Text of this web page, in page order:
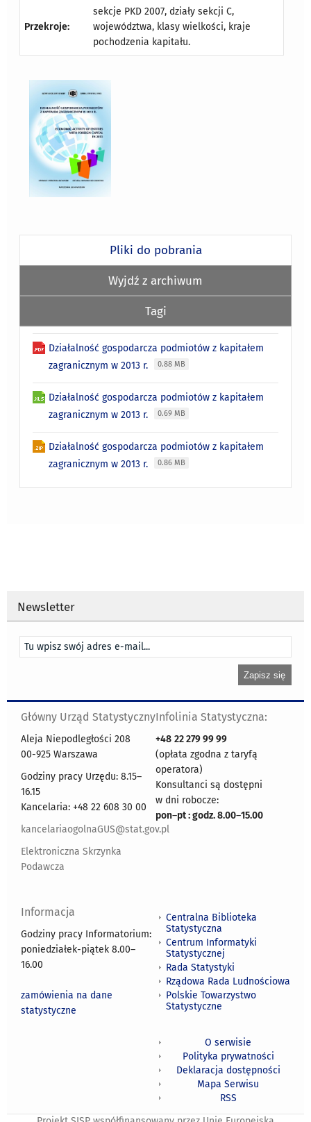
Przekroje:
sekcje PKD 2007, działy sekcji C,
województwa, klasy wielkości, kraje
pochodzenia kapitału.
Pliki do pobrania
Wyjdź z archiwum
Tagi
Działalność gospodarcza podmiotów z kapitałem
zagranicznym w 2013 r.
0.88 MB
Działalność gospodarcza podmiotów z kapitałem
zagranicznym w 2013 r.
0.69 MB
Działalność gospodarcza podmiotów z kapitałem
zagranicznym w 2013 r.
0.86 MB
Newsletter
Główny Urząd Statystyczny
Aleja Niepodległości 208
00-925 Warszawa
Godziny pracy Urzędu: 8.15–
16.15
Kancelaria: +48 22 608 30 00
kancelariaogolnaGUS@stat.gov.pl
Elektroniczna Skrzynka
Podawcza
Infolinia Statystyczna:
+48 22 279 99 99
(opłata zgodna z taryfą
operatora)
Konsultanci są dostępni
w dni robocze:
pon–pt : godz. 8.00–15.00
Informacja
Godziny pracy Informatorium:
poniedziałek-piątek 8.00–
16.00
zamówienia na dane
statystyczne
Centralna Biblioteka
Statystyczna
Centrum Informatyki
Statystycznej
Rada Statystyki
Rządowa Rada Ludnościowa
Polskie Towarzystwo
Statystyczne
O serwisie
Polityka prywatności
Deklaracja dostępności
Mapa Serwisu
RSS